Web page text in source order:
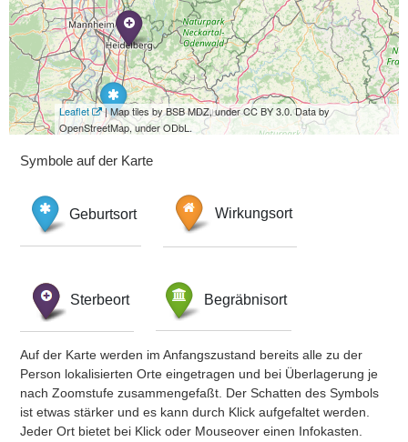
Leaflet
| Map tiles by BSB MDZ, under CC BY 3.0. Data by
OpenStreetMap, under ODbL.
Symbole auf der Karte
Geburtsort Wirkungsort
Sterbeort Begräbnisort
Auf der Karte werden im Anfangszustand bereits alle zu der
Person lokalisierten Orte eingetragen und bei Überlagerung je
nach Zoomstufe zusammengefaßt. Der Schatten des Symbols
ist etwas stärker und es kann durch Klick aufgefaltet werden.
Jeder Ort bietet bei Klick oder Mouseover einen Infokasten.